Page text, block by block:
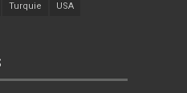
Turquie USA